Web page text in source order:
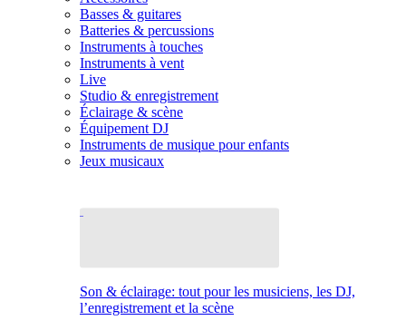
Basses & guitares
Batteries & percussions
Instruments à touches
Instruments à vent
Live
Studio & enregistrement
Éclairage & scène
Équipement DJ
Instruments de musique pour enfants
Jeux musicaux
Son & éclairage: tout pour les musiciens, les DJ,
l’enregistrement et la scène